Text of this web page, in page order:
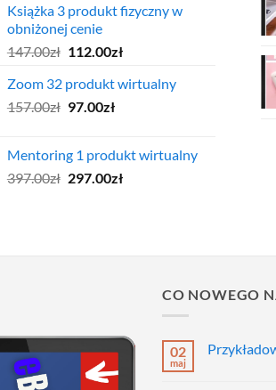
wynosiła:
137.00zł.
wynosi:
Książka 3 produkt fizyczny w
obniżonej cenie
147.00zł Pierwotna
wynosiła:
147.00zł.
112.00złAktualna
wynosi:
Zoom 32 produkt wirtualny
157.00zł Pierwotna
157.00zł.
97.00złAktualna
97.00zł.
Mentoring 1 produkt wirtualny
397.00zł Pierwotna
297.00złAktualna
CO NOWEGO
02
maj